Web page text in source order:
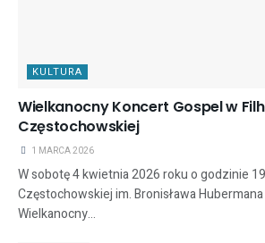
KULTURA
Wielkanocny Koncert Gospel w
Częstochowskiej
1 MARCA 2026
W sobotę 4 kwietnia 2026 roku o godzinie
Częstochowskiej im. Bronisława
Wielkanocny...